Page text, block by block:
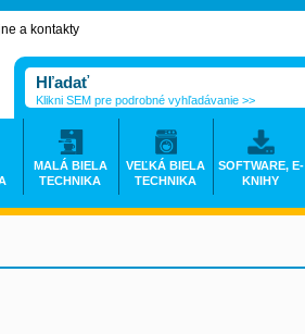
a kontakty
Klikni SEM pre podrobné vyhľadávanie >>
MALÁ BIELA
TECHNIKA
VEĽKÁ BIELA
TECHNIKA
SOFTWARE, E-
KNIHY